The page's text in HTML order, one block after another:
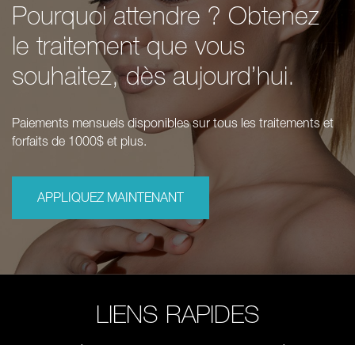
Pourquoi attendre ? Obtenez
le traitement que vous
souhaitez, dès aujourd’hui.
Paiements mensuels disponibles sur tous les traitements et
forfaits de 1000$ et plus.
APPLIQUEZ MAINTENANT
LIENS RAPIDES